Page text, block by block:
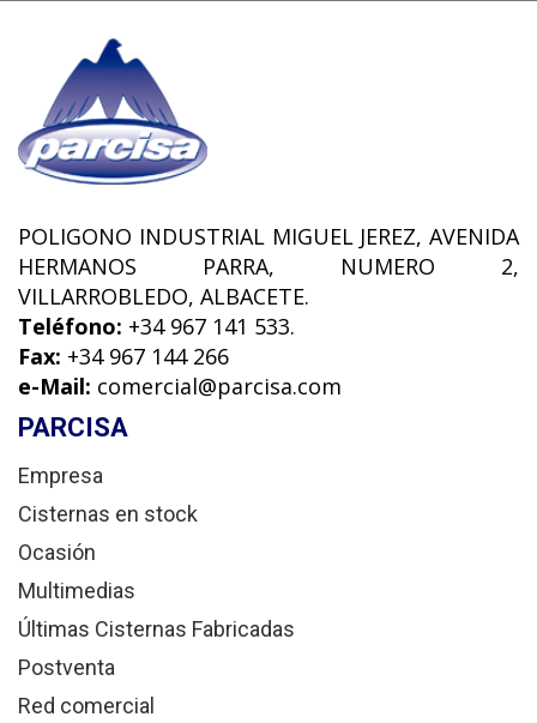
POLIGONO INDUSTRIAL MIGUEL JEREZ, AVENIDA
HERMANOS PARRA, NUMERO 2,
VILLARROBLEDO, ALBACETE.
Teléfono: +34 967 141 533.
Fax: +34 967 144 266
e-Mail: comercial@parcisa.com
PARCISA
Empresa
Cisternas en stock
Ocasión
Multimedias
Últimas Cisternas Fabricadas
Postventa
Red comercial